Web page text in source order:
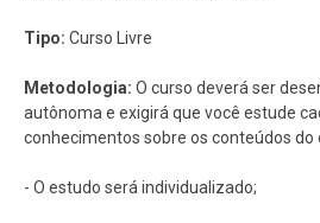
Tipo: Curso Livre
Metodologia: O curso deverá ser
autônoma e exigirá que você estude
conhecimentos sobre os conteúdos do
- O estudo será individualizado;